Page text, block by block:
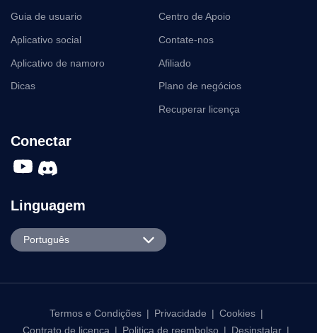
Guia de usuario
Aplicativo social
Aplicativo de namoro
Dicas
Centro de Apoio
Contate-nos
Afiliado
Plano de negócios
Recuperar licença
Conectar
Linguagem
PortuguêsEnglish
Português
日本語
Termos e Condições | Privacidade | Cookies |
Contrato de licença | Politica de reembolso | Desinstalar |